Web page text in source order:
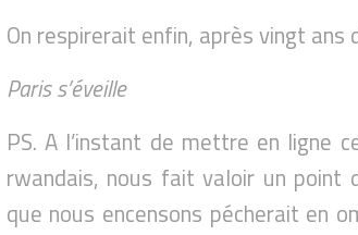
On respirerait enfin, après vingt ans
Paris s’éveille
PS. A l’instant de mettre en ligne
rwandais, nous fait valoir un
que nous encensons pécherait en